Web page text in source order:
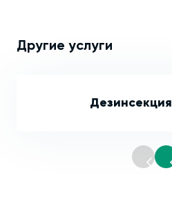
Другие услуги
Дезинсекция